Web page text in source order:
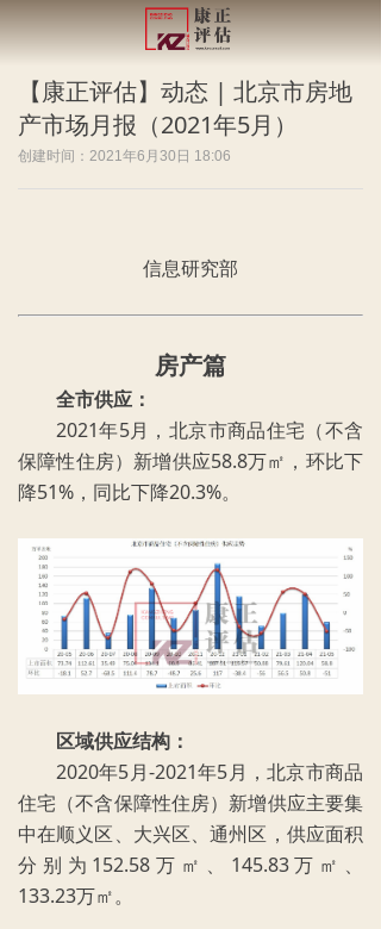
【康正评估】动态 | 北京市房地
产市场月报（2021年5月）
创建时间： 2021年6月30日 18:06
信息研究部
房产篇
全市供应：
2021年5月，北京市商品住宅（不含
保障性住房）新增供应58.8万㎡，环比下
降51%，同比下降20.3%。
区域供应结构 ：
2020年5月-2021年5月，北京市商品
住宅（不含保障性住房）新增供应主要集
中在顺义区、大兴区、通州区，供应面积
分别为152.58万㎡、145.83万㎡、
133.23万㎡。